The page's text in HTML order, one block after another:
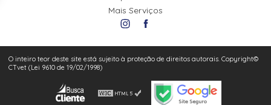
Mais Serviços
O inteiro teor deste site está sujeito à proteção de direitos autorais. Copyright©
CTvet (Lei 9610 de 19/02/1998)